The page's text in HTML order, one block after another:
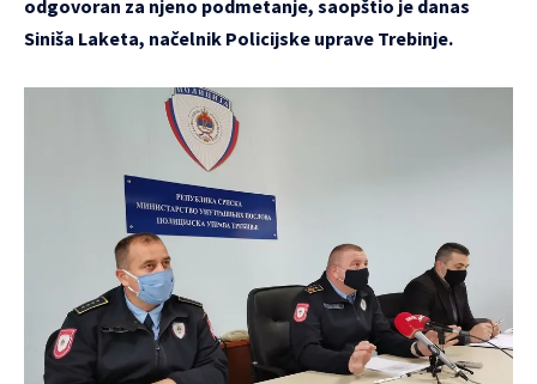
odgovoran za njeno podmetanje, saopštio je danas
Siniša Laketa, načelnik Policijske uprave Trebinje.